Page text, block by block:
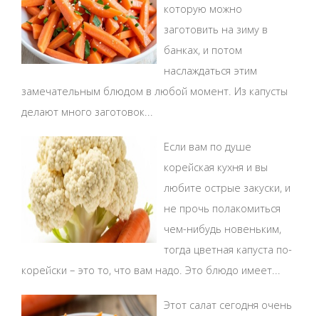
которую можно
заготовить на зиму в
банках, и потом
наслаждаться этим
замечательным блюдом в любой момент. Из капусты
делают много заготовок...
Если вам по душе
корейская кухня и вы
любите острые закуски, и
не прочь полакомиться
чем-нибудь новеньким,
тогда цветная капуста по-
корейски – это то, что вам надо. Это блюдо имеет...
Этот салат сегодня очень